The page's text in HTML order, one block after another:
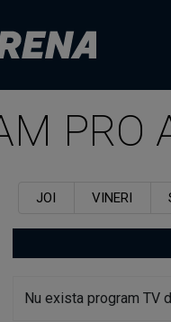
PRO
JOI VINERI
Nu exista program TV